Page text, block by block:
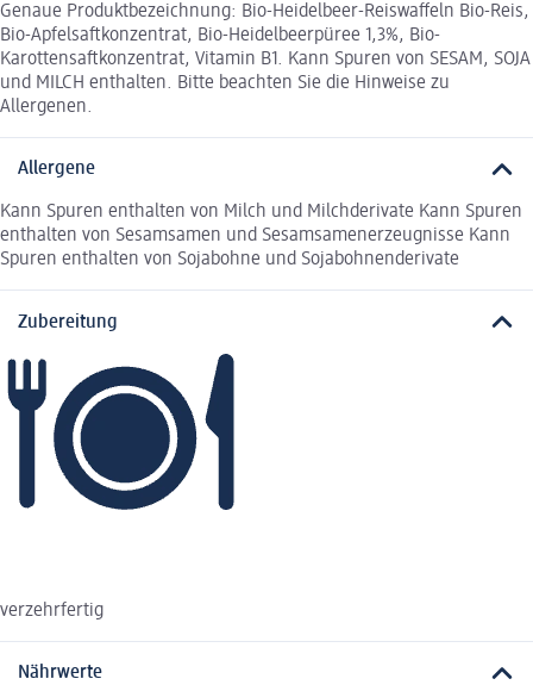
Genaue Produktbezeichnung: Bio-Heidelbeer-Reiswaffeln Bio-Reis,
Bio-Apfelsaftkonzentrat, Bio-Heidelbeerpüree 1,3%, Bio-
Karottensaftkonzentrat, Vitamin B1. Kann Spuren von SESAM, SOJA
und MILCH enthalten. Bitte beachten Sie die Hinweise zu
Allergenen.
Allergene
Kann Spuren enthalten von Milch und Milchderivate Kann Spuren
enthalten von Sesamsamen und Sesamsamenerzeugnisse Kann
Spuren enthalten von Sojabohne und Sojabohnenderivate
Zubereitung
verzehrfertig
Nährwerte